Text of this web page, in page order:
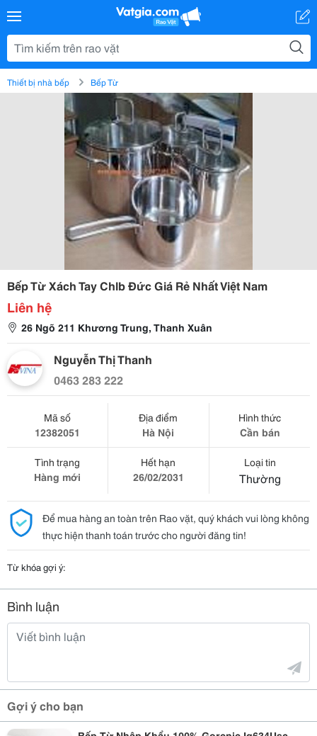
Thiết bị nhà bếp Bếp Từ
Bếp Từ Xách Tay Chlb Đức Giá Rẻ Nhất Việt Nam
Liên hệ
26 Ngõ 211 Khương Trung, Thanh Xuân
Nguyễn Thị Thanh
0463 283 222
Mã số
12382051
Địa điểm
Hà Nội
Hình thức
Cần bán
Tình trạng
Hàng mới
Hết hạn
26/02/2031
Loại tin
Thường
Để mua hàng an toàn trên Rao vặt, quý khách vui lòng không
thực hiện thanh toán trước cho người đăng tin!
Từ khóa gợi ý:
Bình luận
Gợi ý cho bạn